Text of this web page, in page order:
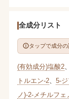
全成分リスト
タップで成分
(有効成分)塩酸2、
トルエン-2、 5-
ノ)-2-メチルフェ